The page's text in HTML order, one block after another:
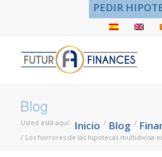
PEDIR
Blog
Usted está aquí: Inicio / Blog /
/ Los horrores de las hipotecas multidivisa